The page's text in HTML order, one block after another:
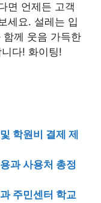
면 언제든 고객
세요. 설레는 입
께 웃음 가득한
다! 화이팅!
학원비 결제 제
과 사용처 총정
주민센터 학교